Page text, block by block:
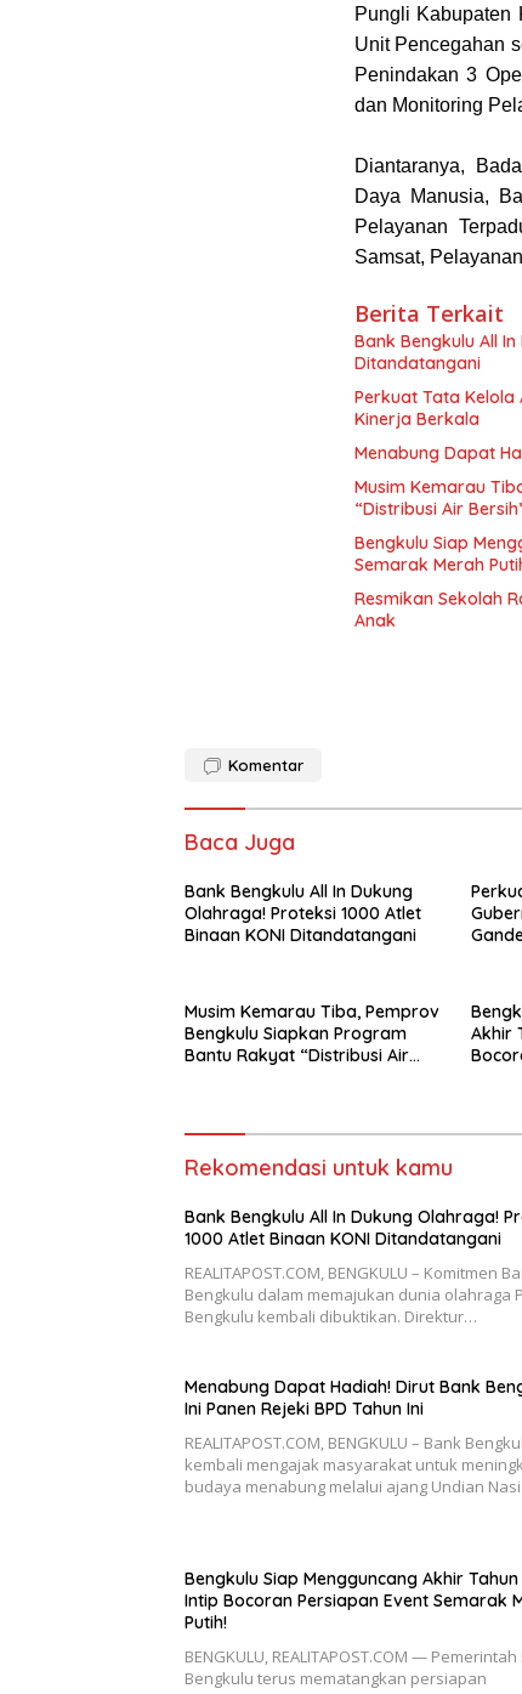
Pungli Kabupaten
Unit Pencegahan
Penindakan 3
dan Monitoring
Diantaranya,
Daya Manusia,
Pelayanan
Samsat,
Berita Terkait
Bank Bengkulu All
Ditandatangani
Perkuat Tata Kelola
Kinerja Berkala
Menabung Dapat
Musim Kemarau
“Distribusi Air
Bengkulu Siap
Semarak Merah
Resmikan Sekolah
Anak
Komentar
Baca Juga
Bank Bengkulu All In Dukung
Olahraga! Proteksi 1000 Atlet
Binaan KONI Ditandatangani
Musim Kemarau Tiba, Pemprov
Bengkulu Siapkan Program
Bantu Rakyat “Distribusi Air
Akhir
Rekomendasi untuk kamu
Bank Bengkulu All In Dukung Olahraga!
1000 Atlet Binaan KONI Ditandatangani
REALITAPOST.COM, BENGKULU – Komitmen
Bengkulu dalam memajukan dunia olahraga
Bengkulu kembali dibuktikan. Direktur…
Menabung Dapat Hadiah! Dirut Bank
Ini Panen Rejeki BPD Tahun Ini
REALITAPOST.COM, BENGKULU – Bank
kembali mengajak masyarakat untuk
budaya menabung melalui ajang Undian
Bengkulu Siap Mengguncang Akhir Tahun
Intip Bocoran Persiapan Event Semarak
Putih!
BENGKULU, REALITAPOST.COM —
Bengkulu terus mematangkan persiapan